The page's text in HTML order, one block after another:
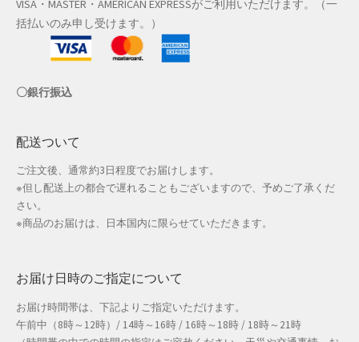
返金および返品ポリシー
配送状況の確認
配送状況の確認2
防災特集
VISA・MASTER・AMERICAN EXPRESSがご利用いただけます。（一
括払いのみ申し受けます。）
〇銀行振込
配送ついて
ご注文後、通常約3日程度でお届けします。
※但し配送上の都合で遅れることもございますので、予めご了承くだ
さい。
※商品のお届けは、日本国内に限らせていただきます。
お届け日時のご指定について
お届け時間帯は、下記よりご指定いただけます。
午前中（8時～12時）/ 14時～16時 / 16時～18時 / 18時～21時